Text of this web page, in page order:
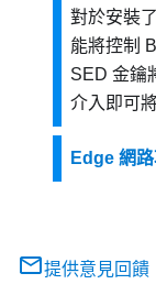
對於安裝
能將控制
SED 金鑰
介入即可
Edge 網
提供意見回饋